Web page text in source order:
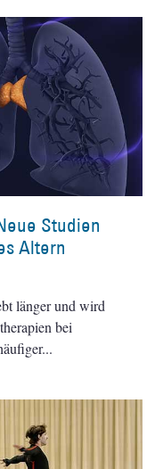
Studien
Altern
länger und wird
bei